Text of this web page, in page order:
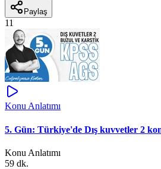
Paylaş
11
Konu Anlatımı
5. Gün: Türkiye'de Dış kuvvetler 2
Konu Anlatımı
59 dk.